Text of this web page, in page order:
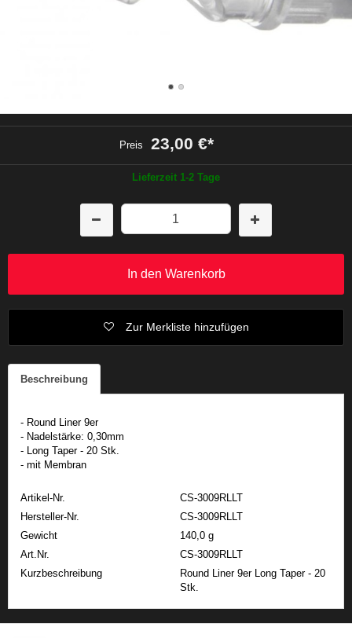
Preis 23,00 €*
Lieferzeit 1-2 Tage
In den Warenkorb
Zur Merkliste hinzufügen
Beschreibung
- Round Liner 9er
- Nadelstärke: 0,30mm
- Long Taper - 20 Stk.
- mit Membran
Artikel-Nr.
CS-3009RLLT
Hersteller-Nr.
CS-3009RLLT
Gewicht
140,0 g
Art.Nr.
CS-3009RLLT
Kurzbeschreibung
Round Liner 9er Long Taper - 20
Stk.